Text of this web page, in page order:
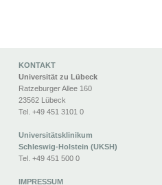
KONTAKT
Universität zu Lübeck
Ratzeburger Allee 160
23562 Lübeck
Tel. +49 451 3101 0
Universitätsklinikum
Schleswig-Holstein (UKSH)
Tel. +49 451 500 0
IMPRESSUM